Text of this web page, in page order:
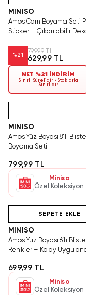
MINISO
Amos Cam Boyama Seti
Sticker – Çıkarılabilir
%21
799,99 TL
629,99 TL
NET %21 İNDİRİM
Sınırlı Sürelidir • Stoklarla
Sınırlıdır
MINISO
Amos Yüz Boyası 8’li
Boyama Seti
799,99 TL
Miniso
Özel Koleksiyon
SEPETE EKLE
MINISO
Amos Yüz Boyası 6’lı
Renkler – Kolay
699,99 TL
Miniso
Özel Koleksiyon